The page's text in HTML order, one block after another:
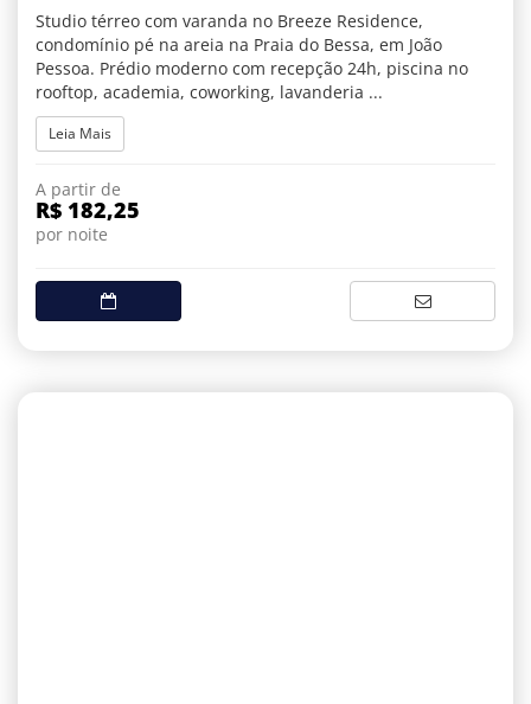
Studio térreo com varanda no Breeze Residence,
condomínio pé na areia na Praia do Bessa, em João
Pessoa. Prédio moderno com recepção 24h, piscina no
rooftop, academia, coworking, lavanderia ...
Leia Mais
A partir de
R$ 182,25
por noite